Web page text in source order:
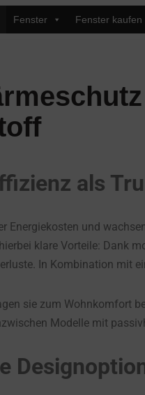
Fenster Fenster kaufen
als
Energiekosten und
klare Vorteile: Dank
In Kombination mit
sie zum Wohnkomfort
Modelle mit